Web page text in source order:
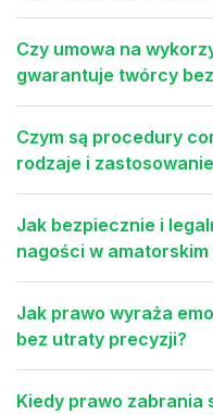
Czy umowa na
gwarantuje twórcy
Czym są procedury
rodzaje i
Jak bezpiecznie i
nagości w amatorskim
Jak prawo wyraża
bez utraty precyzji?
Kiedy prawo zabrania